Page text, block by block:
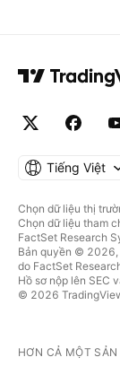
Tiếng Việt
Chọn dữ liệu thị
Chọn dữ liệu tham
FactSet Research
Bản quyền © 2026,
do FactSet
Hồ sơ nộp lên SEC
© 2026
HƠN CẢ MỘT